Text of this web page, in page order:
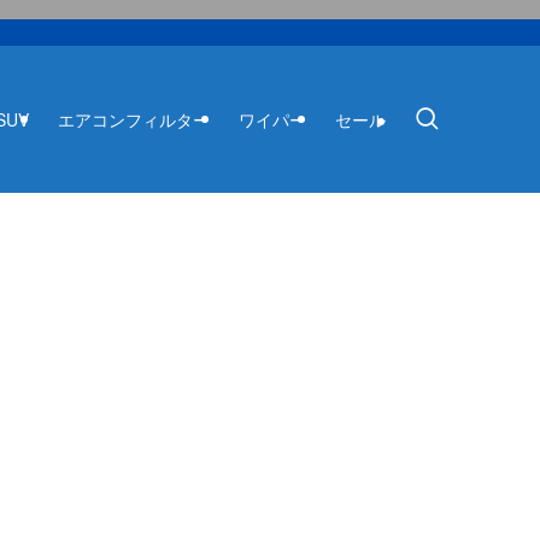
エアコンフィルター ワイパー セール